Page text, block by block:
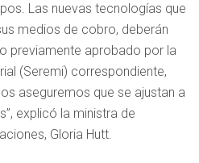
Las nuevas tecnologías que
medios de cobro, deberán
previamente aprobado por la
(Seremi) correspondiente,
aseguremos que se ajustan a
explicó la ministra de
Gloria Hutt.